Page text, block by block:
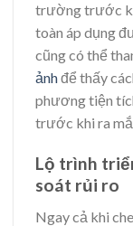
trường trước
toàn áp dụng
cũng có thể
ảnhđể thấy
phương tiện
trước khi ra
Lộ trình
soát rủi ro
Ngay cả khi